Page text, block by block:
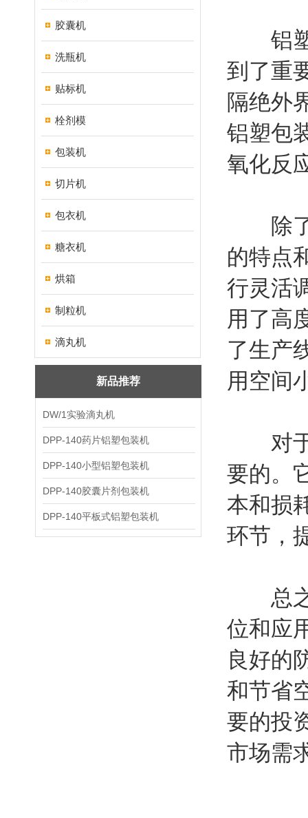
胶囊机
洗瓶机
贴标机
栓剂模
包装机
切片机
包衣机
糖衣机
烘箱
制粒机
滴丸机
新品推荐
DW/1实验滴丸机
DPP-140药片铝塑包装机
DPP-140小型铝塑包装机
DPP-140胶囊片剂包装机
DPP-140平板式铝塑包装机
铝塑
到了重
隔绝外
铝塑包
氧化反
除了
的特点
行灵活
用了高
了生产
用空间
对于
要的。
本和损
环节，
总之
位和应
良好的
和节省
要的投
市场需